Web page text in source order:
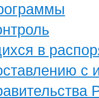
в
с